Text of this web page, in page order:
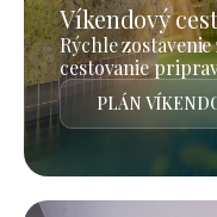
Víkendový
Rýchle
cestovanie
PLÁN